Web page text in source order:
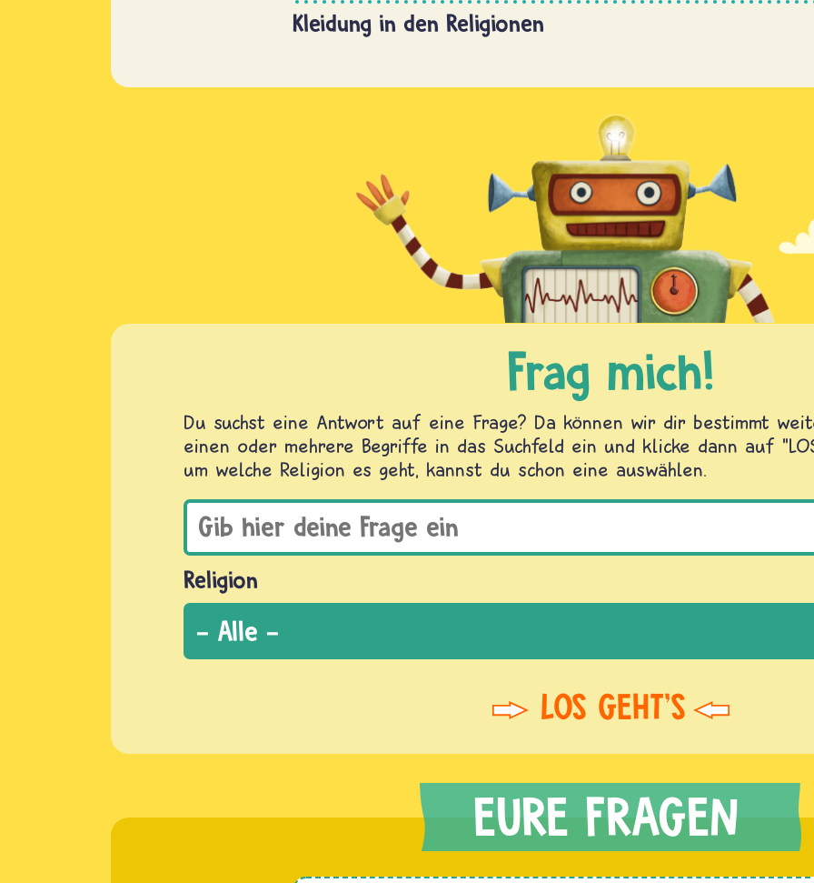
Kleidung in den Religionen
Frag mich!
Du suchst eine Antwort auf eine Frage? Da können wir dir bestimmt
einen oder mehrere Begriffe in das Suchfeld ein und klicke dann auf
um welche Religion es geht, kannst du schon eine auswählen.
Religion